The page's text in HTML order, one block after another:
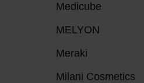
Medicube
MELYON
Meraki
Milani Cosmetics